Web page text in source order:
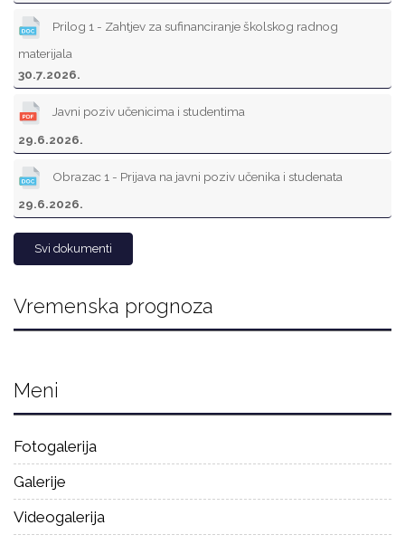
Prilog 1 - Zahtjev za sufinanciranje školskog radnog
materijala
30.7.2026.
Javni poziv učenicima i studentima
29.6.2026.
Obrazac 1 - Prijava na javni poziv učenika i studenata
29.6.2026.
Svi dokumenti
Vremenska prognoza
Meni
Fotogalerija
Galerije
Videogalerija